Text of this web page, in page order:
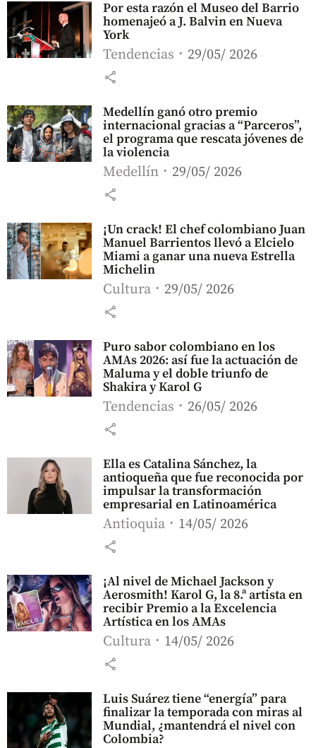
Por esta razón el Museo del Barrio
homenajeó a J. Balvin en Nueva
York
Tendencias 29/05/ 2026
share
Medellín ganó otro premio
internacional gracias a “Parceros”,
el programa que rescata jóvenes de
la violencia
Medellín 29/05/ 2026
share
¡Un crack! El chef colombiano Juan
Manuel Barrientos llevó a Elcielo
Miami a ganar una nueva Estrella
Michelin
Cultura 29/05/ 2026
share
Puro sabor colombiano en los
AMAs 2026: así fue la actuación de
Maluma y el doble triunfo de
Shakira y Karol G
Tendencias 26/05/ 2026
share
Ella es Catalina Sánchez, la
antioqueña que fue reconocida por
impulsar la transformación
empresarial en Latinoamérica
Antioquia 14/05/ 2026
share
¡Al nivel de Michael Jackson y
Aerosmith! Karol G, la 8.ª artista en
recibir Premio a la Excelencia
Artística en los AMAs
Cultura 14/05/ 2026
share
Luis Suárez tiene “energía” para
finalizar la temporada con miras al
Mundial, ¿mantendrá el nivel con
Colombia?